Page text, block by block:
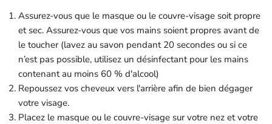
Assurez-vous que le masque ou le couvre-visage soit propre
et sec. Assurez-vous que vos mains soient propres avant de
le toucher (lavez au savon pendant 20 secondes ou si ce
n’est pas possible, utilisez un désinfectant pour les mains
contenant au moins 60 % d'alcool)
Repoussez vos cheveux vers l'arrière afin de bien dégager
votre visage.
Placez le masque ou le couvre-visage sur votre nez et votre